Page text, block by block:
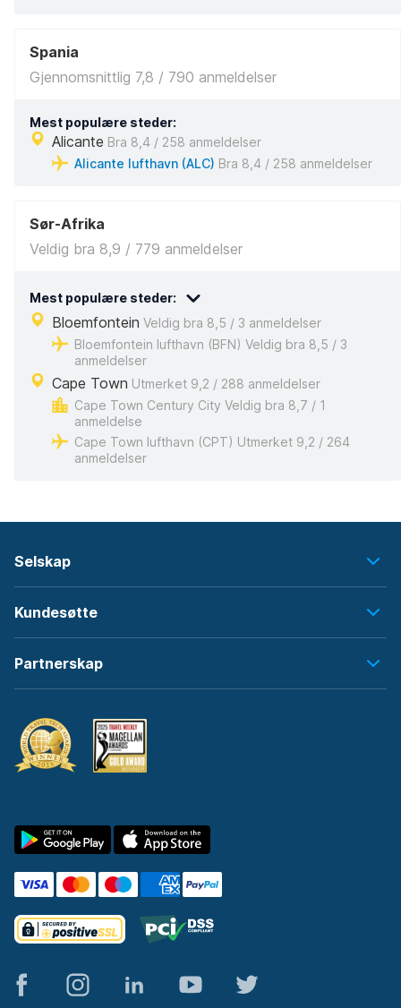
Spania
Gjennomsnittlig 7,8 / 790 anmeldelser
Mest populære steder:
Alicante Bra 8,4 / 258 anmeldelser
Alicante lufthavn (ALC) Bra 8,4 / 258 anmeldelser
Sør-Afrika
Veldig bra 8,9 / 779 anmeldelser
Mest populære steder:
Bloemfontein Veldig bra 8,5 / 3 anmeldelser
Bloemfontein lufthavn (BFN) Veldig bra 8,5 / 3
anmeldelser
Cape Town Utmerket 9,2 / 288 anmeldelser
Cape Town Century City Veldig bra 8,7 / 1
anmeldelse
Cape Town lufthavn (CPT) Utmerket 9,2 / 264
anmeldelser
Selskap
Kundesøtte
Partnerskap